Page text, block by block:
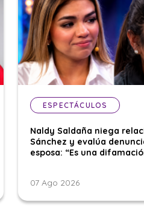
ESPECTÁCULOS
Naldy Saldaña niega
Sánchez y evalúa
esposa: “Es una
07 Ago 2026